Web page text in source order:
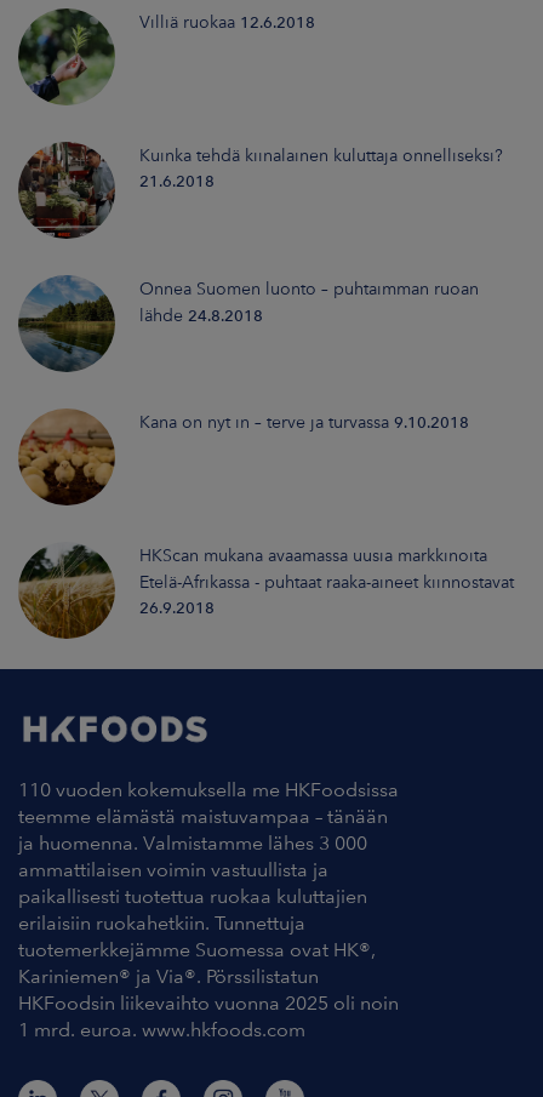
Villiä ruokaa 12.6.2018
Kuinka tehdä kiinalainen kuluttaja onnelliseksi?
21.6.2018
Onnea Suomen luonto – puhtaimman ruoan
lähde 24.8.2018
Kana on nyt in – terve ja turvassa 9.10.2018
HKScan mukana avaamassa uusia markkinoita
Etelä-Afrikassa - puhtaat raaka-aineet kiinnostavat
26.9.2018
110 vuoden kokemuksella me HKFoodsissa
teemme elämästä maistuvampaa – tänään
ja huomenna. Valmistamme lähes 3 000
ammattilaisen voimin vastuullista ja
paikallisesti tuotettua ruokaa kuluttajien
erilaisiin ruokahetkiin. Tunnettuja
tuotemerkkejämme Suomessa ovat HK®,
Kariniemen® ja Via®. Pörssilistatun
HKFoodsin liikevaihto vuonna 2025 oli noin
1 mrd. euroa. www.hkfoods.com